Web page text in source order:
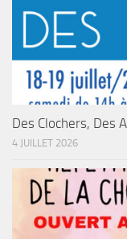
Des Clochers, Des
4 JUILLET 2026